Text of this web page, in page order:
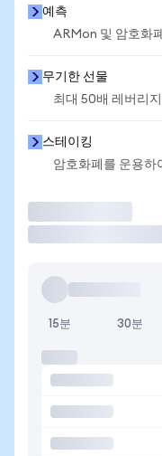
예측
ARMon 및 암호화
무기한 선물
최대 50배 레버리
스테이킹
암호화폐를 운용하
15분 30분